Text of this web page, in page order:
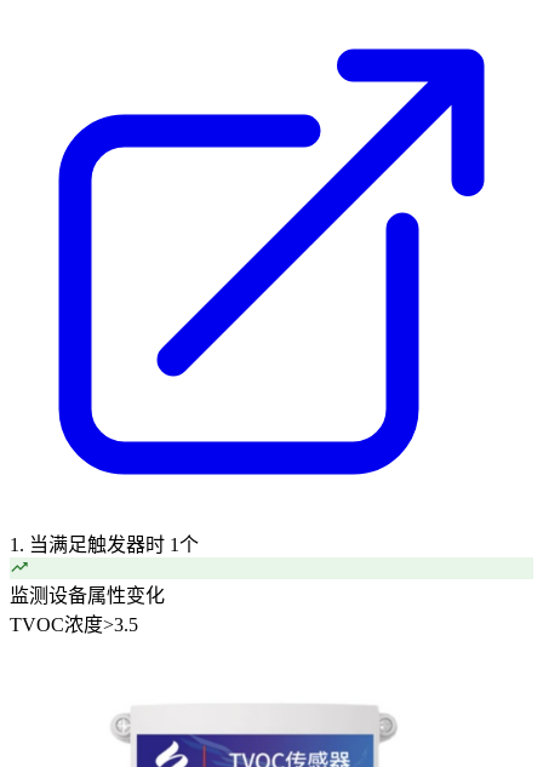
1. 当满足触发器时 1个
监测设备属性变化
TVOC浓度>3.5